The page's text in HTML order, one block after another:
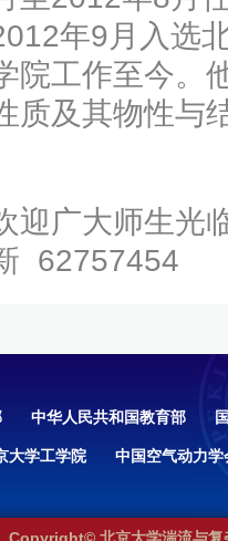
年9月入选
院工作至今。
质及其物性与
迎广大师生光
62757454
中华人民共和国教育部
大学工学院 中国空气动力学